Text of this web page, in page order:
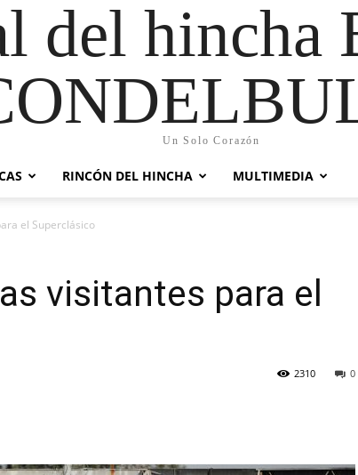
del hincha
Un Solo Corazón
RINCÓN DEL HINCHA MULTIMEDIA
el Superclásico
visitantes para el
0
2310